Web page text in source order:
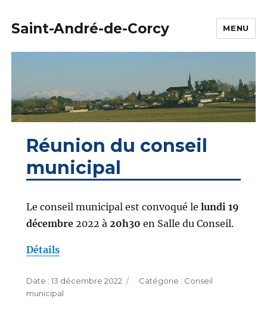
Saint-André-de-Corcy MENU
Réunion du conseil
municipal
Le conseil municipal est convoqué le lundi 19
décembre 2022 à 20h30 en Salle du Conseil.
Détails
Publié
le
13 décembre 2022 Catégories
Conseil
municipal